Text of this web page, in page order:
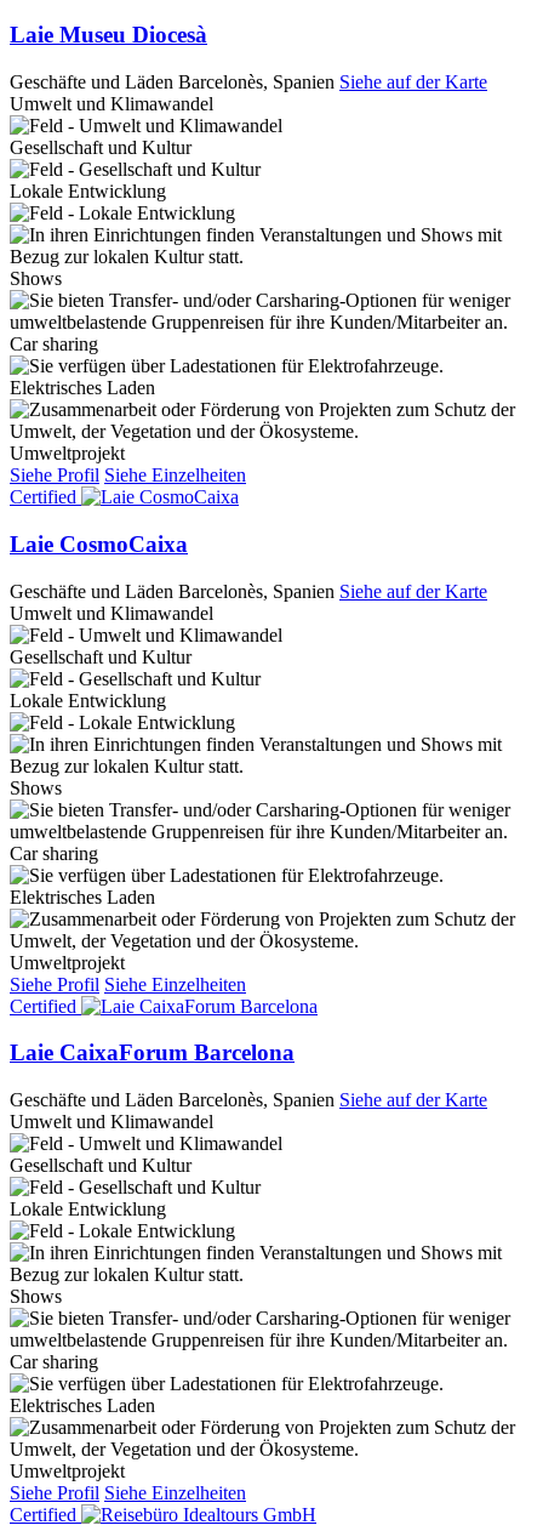
Laie Museu Diocesà
Geschäfte und Läden Barcelonès, Spanien Siehe auf der Karte
Umwelt und Klimawandel
Gesellschaft und Kultur
Lokale Entwicklung
Shows
Car sharing
Elektrisches Laden
Umweltprojekt
Siehe Profil Siehe Einzelheiten
Certified
Laie CosmoCaixa
Geschäfte und Läden Barcelonès, Spanien Siehe auf der Karte
Umwelt und Klimawandel
Gesellschaft und Kultur
Lokale Entwicklung
Shows
Car sharing
Elektrisches Laden
Umweltprojekt
Siehe Profil Siehe Einzelheiten
Certified
Laie CaixaForum Barcelona
Geschäfte und Läden Barcelonès, Spanien Siehe auf der Karte
Umwelt und Klimawandel
Gesellschaft und Kultur
Lokale Entwicklung
Shows
Car sharing
Elektrisches Laden
Umweltprojekt
Siehe Profil Siehe Einzelheiten
Certified